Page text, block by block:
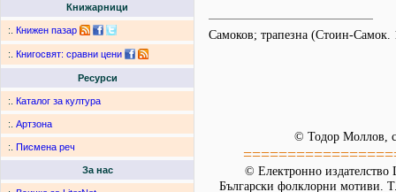
Книжарници
:. Книжен пазар
:. Книгосвят: сравни цени
Ресурси
:. Каталог за култура
:. Артзона
:. Писмена реч
За нас
Самоков; трапезна (Стоин-
© Тодор Моллов,
© Електронно издателство
Български фолклорни мотиви.